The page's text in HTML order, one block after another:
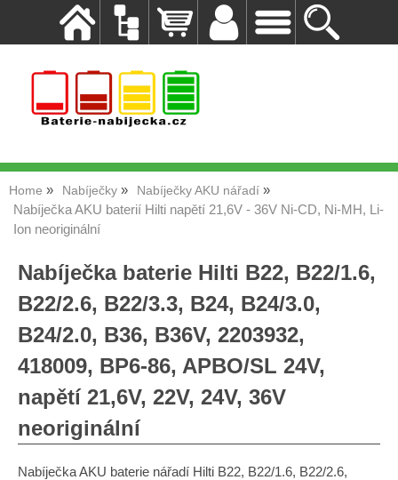
Home Nabíječky Nabíječky AKU nářadí
Nabíječka AKU baterií Hilti napětí 21,6V - 36V Ni-CD, Ni-MH, Li-
Ion neoriginální
Nabíječka baterie Hilti B22, B22/1.6,
B22/2.6, B22/3.3, B24, B24/3.0,
B24/2.0, B36, B36V, 2203932,
418009, BP6-86, APBO/SL 24V,
napětí 21,6V, 22V, 24V, 36V
neoriginální
Nabíječka AKU baterie nářadí Hilti B22, B22/1.6, B22/2.6,